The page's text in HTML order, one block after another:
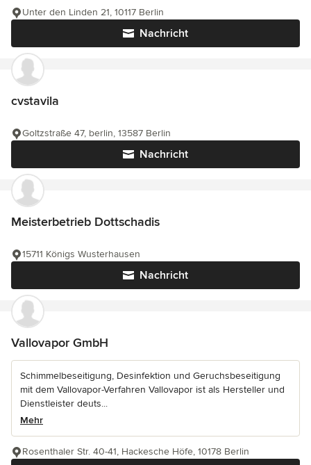
Nachricht
Unter den Linden 21, 10117 Berlin
cvstavila
Nachricht
Goltzstraße 47, berlin, 13587 Berlin
Meisterbetrieb Dottschadis
Nachricht
15711 Königs Wusterhausen
Vallovapor GmbH
Schimmelbeseitigung, Desinfektion und Geruchsbeseitigung
mit dem Vallovapor-Verfahren Vallovapor ist als Hersteller und
Dienstleister deuts...
Mehr
Rosenthaler Str. 40-41, Hackesche Höfe, 10178 Berlin